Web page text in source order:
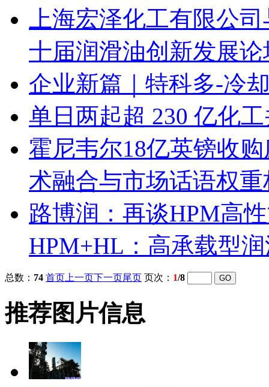
上海宏泽化工有限公
十届润滑油创新发展论
企业新篇｜特科多-冷
单日两起超 230 亿化
霍尼韦尔18亿英镑收
术融合与市场话语权重
路博润：再谈HPM高
HPM+HL：高承载型
总数： 74 首页 上一页下一页尾页 页次： 1/8
推荐图片信息